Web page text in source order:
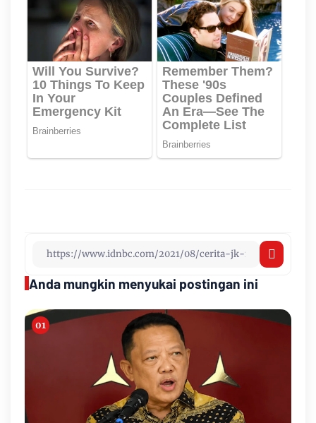
Anda mungkin menyukai postingan ini